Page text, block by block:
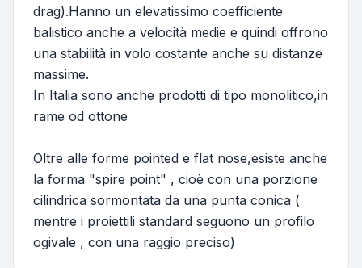
drag).Hanno un elevatissimo coefficiente
balistico anche a velocità medie e quindi offrono
una stabilità in volo costante anche su distanze
massime.
In Italia sono anche prodotti di tipo monolitico,in
rame od ottone
Oltre alle forme pointed e flat nose,esiste anche
la forma "spire point" , cioè con una porzione
cilindrica sormontata da una punta conica (
mentre i proiettili standard seguono un profilo
ogivale , con una raggio preciso)